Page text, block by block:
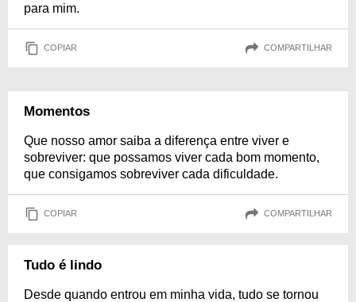
para mim.
COPIAR COMPARTILHAR
Momentos
Que nosso amor saiba a diferença entre viver e
sobreviver: que possamos viver cada bom momento,
que consigamos sobreviver cada dificuldade.
COPIAR COMPARTILHAR
Tudo é lindo
Desde quando entrou em minha vida, tudo se tornou